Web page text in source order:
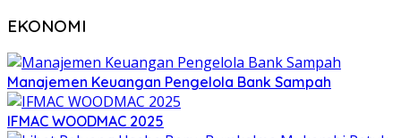
EKONOMI
Manajemen Keuangan Pengelola Bank Sampah
IFMAC WOODMAC 2025